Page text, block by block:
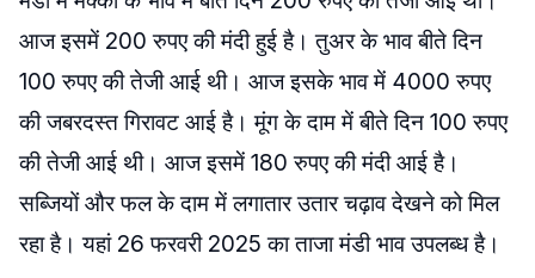
आज इसमें 200 रुपए की मंदी हुई है। तुअर के भाव बीते दिन
100 रुपए की तेजी आई थी। आज इसके भाव में 4000 रुपए
की जबरदस्त गिरावट आई है। मूंग के दाम में बीते दिन 100 रुपए
की तेजी आई थी। आज इसमें 180 रुपए की मंदी आई है।
सब्जियों और फल के दाम में लगातार उतार चढ़ाव देखने को मिल
रहा है। यहां 26 फरवरी 2025 का ताजा मंडी भाव उपलब्ध है।